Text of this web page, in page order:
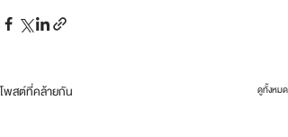
โพสต์ที่คล้ายกัน ดูทั้งหมด